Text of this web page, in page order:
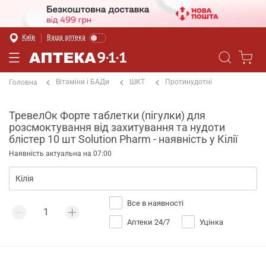
Київ Ваша аптека
Головна Вітаміни і БАДи ШКТ Протинудотні
ТревелОк Форте таблетки (пігулки) для
розсмоктування від захитування та нудоти
блістер 10 шт Solution Pharm - наявність у Кілії
Наявність актуальна на 07:00
Все в наявності
Аптеки 24/7 Уцінка